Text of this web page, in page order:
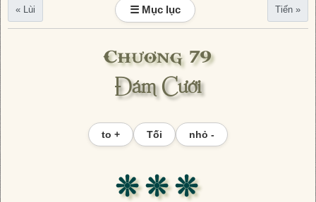
« Lùi ☰ Mục lục Tiến »
Chương 79
Đám Cưới
to + Tối nhỏ -
❊ ❊ ❊